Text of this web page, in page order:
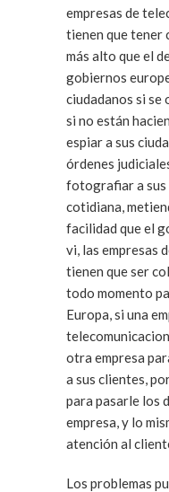
empresas de
tienen que tener
más alto que el de
gobiernos
ciudadanos si se
si no están
espiar a sus
órdenes
fotografiar a sus
cotidiana,
facilidad que el
vi, las empresas
tienen que ser
todo momento para
Europa, si una
otra empresa
a sus clientes,
para pasarle los
empresa, y lo
atención al
Los problemas